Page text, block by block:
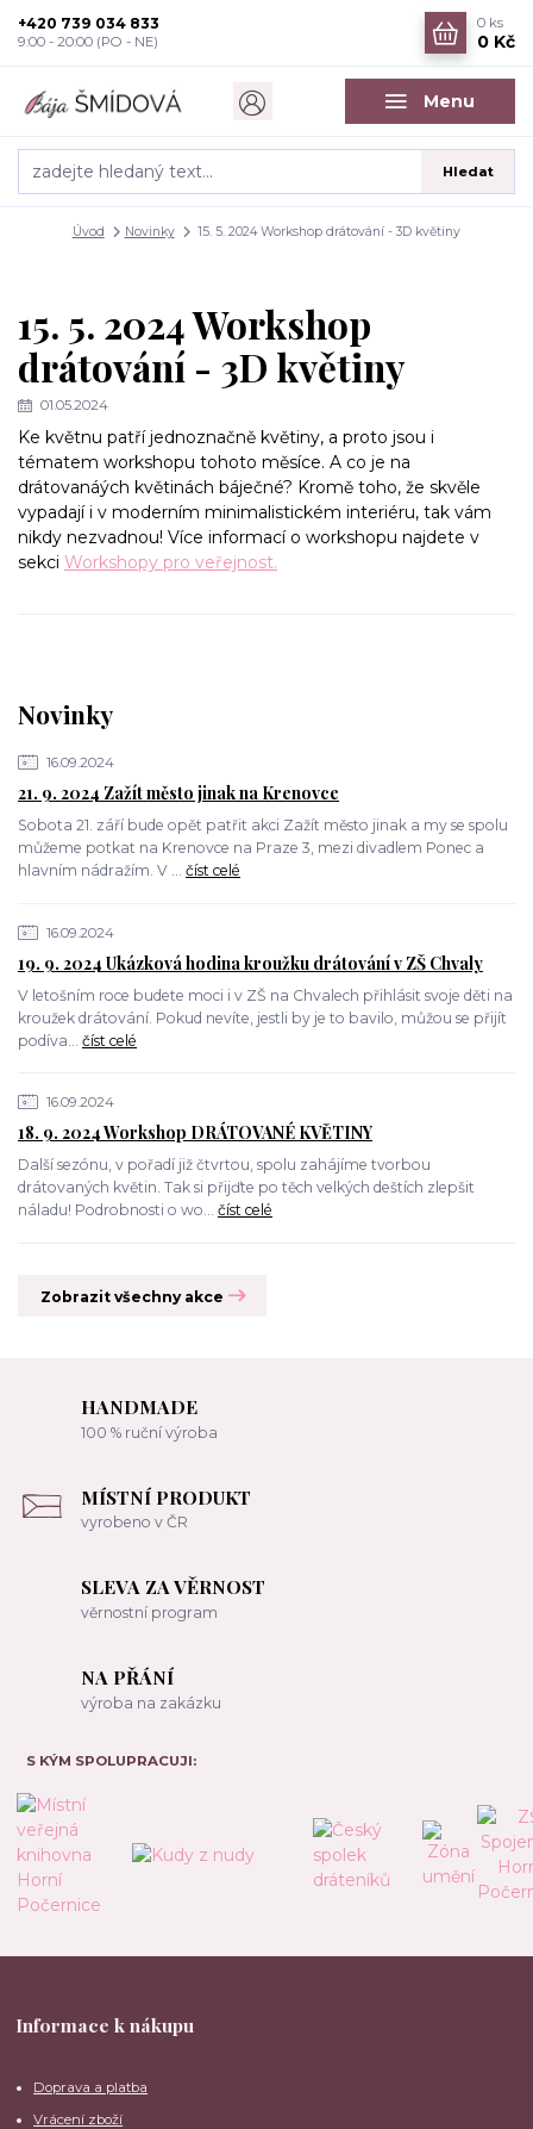
Menu
Hledat
+420 739 034 833
9:00 - 20:00 (PO - NE)
0 ks
0 Kč
Úvod Novinky 15. 5. 2024 Workshop drátování - 3D květiny
Novinky
16.09.2024
21. 9. 2024 Zažít město jinak na Krenovce
Sobota 21. září bude opět patřit akci Zažít město jinak a my se spolu
můžeme potkat na Krenovce na Praze 3, mezi divadlem Ponec a
hlavním nádražím. V ... číst celé
16.09.2024
19. 9. 2024 Ukázková hodina kroužku drátování v ZŠ Chvaly
V letošním roce budete moci i v ZŠ na Chvalech přihlásit svoje děti na
kroužek drátování. Pokud nevíte, jestli by je to bavilo, můžou se přijít
podíva... číst celé
16.09.2024
18. 9. 2024 Workshop DRÁTOVANÉ KVĚTINY
Další sezónu, v pořadí již čtvrtou, spolu zahájíme tvorbou
drátovaných květin. Tak si přijďte po těch velkých deštích zlepšit
náladu! Podrobnosti o wo... číst celé
Zobrazit všechny akce
15. 5. 2024 Workshop
drátování - 3D květiny
01.05.2024
Ke květnu patří jednoznačně květiny, a proto jsou i
tématem workshopu tohoto měsíce. A co je na
drátovanáých květinách báječné? Kromě toho, že skvěle
vypadají i v moderním minimalistickém interiéru, tak vám
nikdy nezvadnou! Více informací o workshopu najdete v
sekci Workshopy pro veřejnost.
HANDMADE
100 % ruční výroba
MÍSTNÍ PRODUKT
vyrobeno v ČR
SLEVA ZA VĚRNOST
věrnostní program
NA PŘÁNÍ
výroba na zakázku
S KÝM SPOLUPRACUJI:
Informace k nákupu
Doprava a platba
Vrácení zboží